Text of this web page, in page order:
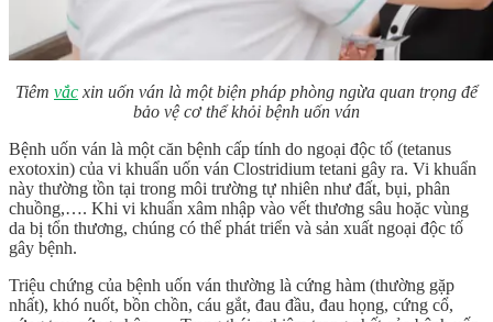
Tiêm vắc xin uốn ván là một biện pháp phòng ngừa quan trọng để
bảo vệ cơ thể khỏi bệnh uốn ván
Bệnh uốn ván là một căn bệnh cấp tính do ngoại độc tố (tetanus
exotoxin) của vi khuẩn uốn ván Clostridium tetani gây ra. Vi khuẩn
này thường tồn tại trong môi trường tự nhiên như đất, bụi, phân
chuồng,…. Khi vi khuẩn xâm nhập vào vết thương sâu hoặc vùng
da bị tổn thương, chúng có thể phát triển và sản xuất ngoại độc tố
gây bệnh.
Triệu chứng của bệnh uốn ván thường là cứng hàm (thường gặp
nhất), khó nuốt, bồn chồn, cáu gắt, đau đầu, đau họng, cứng cổ,